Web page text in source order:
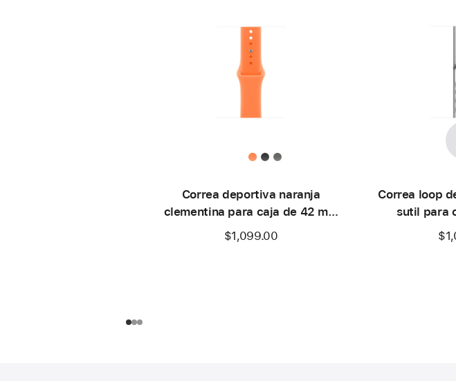
Correa deportiva naranja
clementina para caja de 42 mm
– S/M
$1,099.00
Correa loop
sutil para